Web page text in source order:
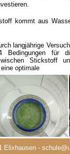
kommt aus
langjährige
Bedingungen für
Stickstoff
optimale
Elixhausen -